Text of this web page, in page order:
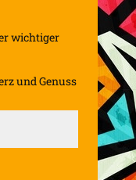
wichtiger
und Genuss